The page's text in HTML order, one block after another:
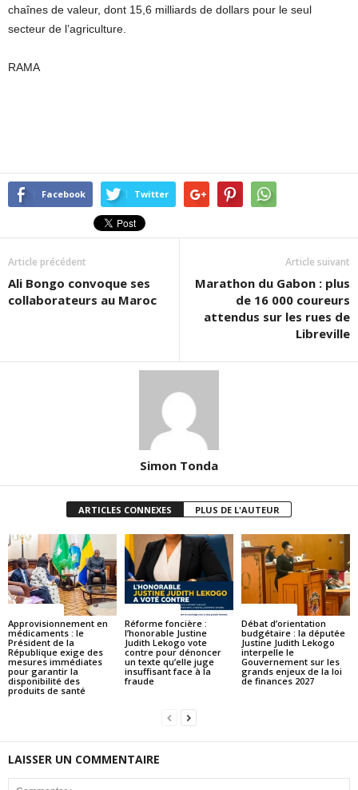
chaînes de valeur, dont 15,6 milliards de dollars pour le seul
secteur de l’agriculture.
RAMA
Facebook Twitter
Article précédent
Ali Bongo convoque ses
collaborateurs au Maroc
Article suivant
Marathon du Gabon : plus
de 16 000 coureurs
attendus sur les rues de
Libreville
Simon Tonda
ARTICLES CONNEXES PLUS DE L'AUTEUR
Approvisionnement en
médicaments : le
Président de la
République exige des
mesures immédiates
pour garantir la
disponibilité des
produits de santé
Réforme foncière :
l’honorable Justine
Judith Lekogo vote
contre pour dénoncer
un texte qu’elle juge
insuffisant face à la
fraude
Débat d’orientation
budgétaire : la députée
Justine Judith Lekogo
interpelle le
Gouvernement sur les
grands enjeux de la loi
de finances 2027
LAISSER UN COMMENTAIRE